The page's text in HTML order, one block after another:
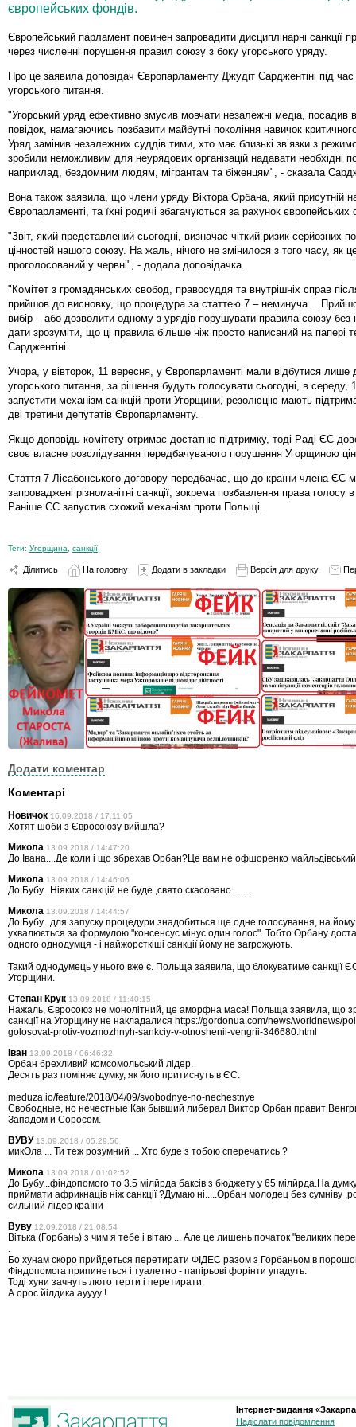
європейських фондів.
Європейський парламент повинен запровадити дисциплінарні санкції
через численні порушення правил союзу з боку угорського уряду.
Про це заявила доповідач Європарламенту Джудіт Сарджентіні під
угорського питання.
"Угорський уряд ефективно змусив мовчати незалежні медіа, посадив
повідок, намагаючись позбавити майбутні покоління навичок
Уряд замінив незалежних суддів тими, хто має близькі зв’язки з
зробили неможливим для неурядових організацій надавати необхідні
наприклад, бездомним людям, мігрантам та біженцям", - сказала
Вона також заявила, що члени уряду Віктора Орбана, який присутній
Європарламенті, та їхні родичі збагачуються за рахунок європейських
"Звіт, який представлений сьогодні, визначає чіткий ризик серйозних
цінностей нашого союзу. На жаль, нічого не змінилося з того часу, як
проголосований у червні", - додала доповідачка.
"Комітет з громадянських свобод, правосуддя та внутрішніх справ
прийшов до висновку, що процедура за статтею 7 – неминуча…
вибір – або дозволити одному з урядів порушувати правила союзу без
дати зрозуміти, що ці правила більше ніж просто написаний на папері
Сарджентіні.
Учора, у вівторок, 11 вересня, у Європарламенті мали відбутися лише
угорського питання, за рішення будуть голосувати сьогодні, в
запустити механізм санкцій проти Угорщини, резолюцію мають
дві третини депутатів Європарламенту.
Якщо доповідь комітету отримає достатню підтримку, тоді Раді ЄС
своє власне розслідування передбачуваного порушення Угорщиною
Стаття 7 Лісабонського договору передбачає, що до країни-члена ЄС
запроваджені різноманітні санкції, зокрема позбавлення права голосу
Раніше ЄС запустив схожий механізм проти Польщі.
Теги: Угорщина санкції
Ділитись На головну Додати в закладки Версія для друку
Додати коментар
Коментарі
Новичок 16.09.2018 / 17:11:05
Хотят шоби з Євросоюзу вийшла?
Микола 13.09.2018 / 14:47:20
До Івана....Де коли і що збрехав Орбан?Це вам не офшоренко
Микола 13.09.2018 / 14:46:06
До Бубу...Ніяких санкцій не буде ,свято скасовано.........
Микола 13.09.2018 / 14:44:57
До Бубу...для запуску процедури знадобиться ще одне голосування, на
ухвалюється за формулою "консенсус мінус один голос". Тобто Орбану
одного однодумця - і найжорсткіші санкції йому не загрожують.
Такий однодумець у нього вже є. Польща заявила, що блокуватиме санкції
Угорщини.
Степан Крук 13.09.2018 / 11:40:15
Нажаль, Євросоюз не монолітний, це аморфна маса! Польща заявила, що
санкції на Угорщину не накладалися https://gordonua.com/news/worldnews/
golosovat-protiv-vozmozhnyh-sankciy-v-otnoshenii-vengrii-346680.html
Іван 13.09.2018 / 06:46:32
Орбан брехливий комсомольський лідер.
Десять раз поміняє думку, як його притиснуть в ЄС.
meduza.io/feature/2018/04/09/svobodnye-no-nechestnye
Свободные, но нечестные Как бывший либерал Виктор Орбан правит
Западом и Соросом.
ВУВУ 13.09.2018 / 05:29:56
микОла ... Ти теж розумний ... Хто буде з тобою сперечатись ?
Микола 13.09.2018 / 01:02:52
До Бубу...фіндопомого то 3.5 мілйрда баксів з бюджету у 65 мілйрда.На
приймати африкнаців ніж санкції ?Думаю ні.....Орбан молодец без сумніву
сильний лідер країни
Вуву 12.09.2018 / 21:08:54
Вітька (Горбань) з чим я тебе і вітаю ... Але це лишень початок "великих
.
Бо хунам скоро прийдеться перетирати ФІДЕС разом з Горбаньом в
Фіндопомога припинеться і туалетно - папірьові форінти упадуть.
Тоді хуни зачнуть люто терти і перетирати.
А орос йілдика ауууу !
Інтернет-видання
Надіслати повідомлення